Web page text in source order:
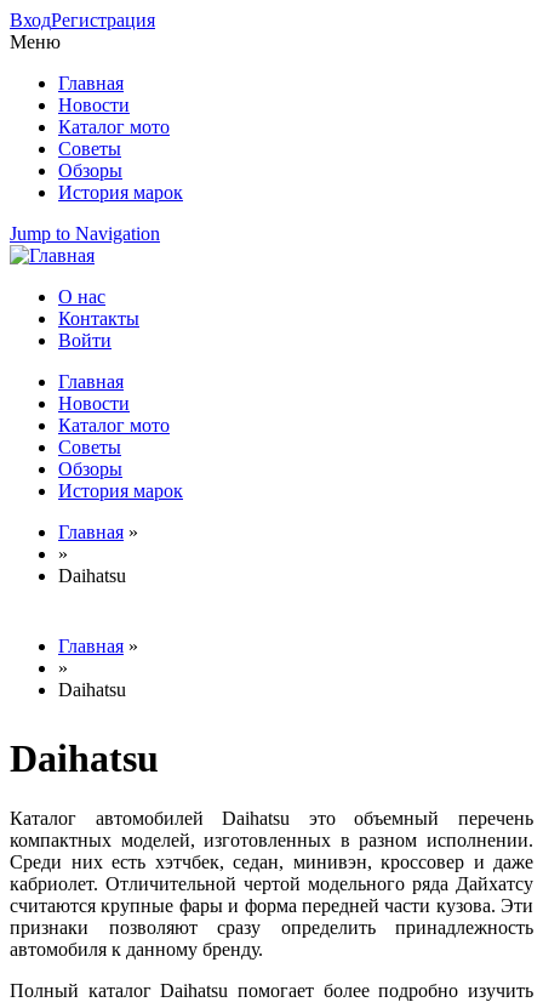
ВходРегистрация
Меню
Главная
Новости
Каталог мото
Советы
Обзоры
История марок
Jump to Navigation
Вторичное меню
О нас
Контакты
Войти
Главное меню
Главная
Новости
Каталог мото
Советы
Обзоры
История марок
Вы здесь
Главная »
»
Daihatsu
Вы здесь
Главная »
»
Daihatsu
Daihatsu
Каталог автомобилей Daihatsu это объемный перечень
компактных моделей, изготовленных в разном исполнении.
Среди них есть хэтчбек, седан, минивэн, кроссовер и даже
кабриолет. Отличительной чертой модельного ряда Дайхатсу
считаются крупные фары и форма передней части кузова. Эти
признаки позволяют сразу определить принадлежность
автомобиля к данному бренду.
Полный каталог Daihatsu помогает более подробно изучить